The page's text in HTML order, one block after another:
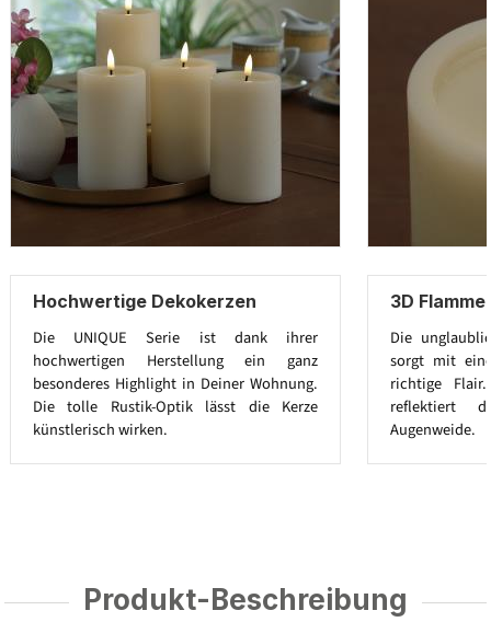
Hochwertige Dekokerzen
Die UNIQUE Serie ist dank ihrer
hochwertigen Herstellung ein ganz
besonderes Highlight in Deiner Wohnung.
Die tolle Rustik-Optik lässt die Kerze
künstlerisch wirken.
3D
Die
sorgt mit
richtige
reflektiert
Augenweide.
Produkt-Beschreibung